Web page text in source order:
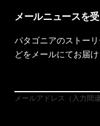
メールニュースを
パタゴニアのストー
どをメールにてお届け
メールアドレス（入力間